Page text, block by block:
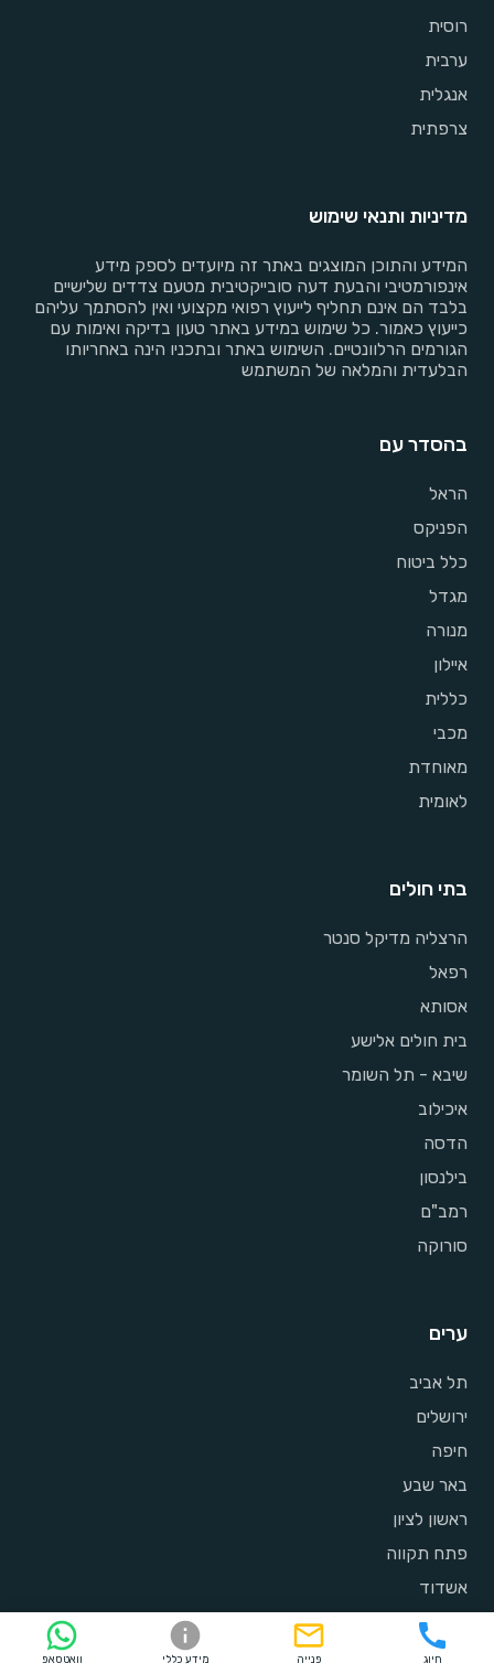
רוסית
ערבית
אנגלית
צרפתית
מדיניות ותנאי שימוש
המידע והתוכן המוצגים באתר זה מיועדים לספק מידע
אינפורמטיבי והבעת דעה סובייקטיבית מטעם צדדים שלישיים
בלבד הם אינם תחליף לייעוץ רפואי מקצועי ואין להסתמך עליהם
כייעוץ כאמור. כל שימוש במידע באתר טעון בדיקה ואימות עם
הגורמים הרלוונטיים. השימוש באתר ובתכניו הינה באחריותו
הבלעדית והמלאה של המשתמש
בהסדר עם
הראל
הפניקס
כלל ביטוח
מגדל
מנורה
איילון
כללית
מכבי
מאוחדת
לאומית
בתי חולים
הרצליה מדיקל סנטר
רפאל
אסותא
בית חולים אלישע
שיבא - תל השומר
איכילוב
הדסה
בילנסון
רמב"ם
סורוקה
ערים
תל אביב
ירושלים
חיפה
באר שבע
ראשון לציון
פתח תקווה
אשדוד
חולוןחיוג פנייה מידע כללי וואטסאפ